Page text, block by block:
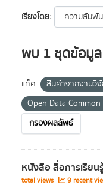
เรียงโดย
พบ 1 ชุดข้อมูล
แท็ค: สินค้าจากงานวิ
Open Data Common
กรองผลลัพธ์
หนังสือ สื่อการเรีย
total views
9 recent